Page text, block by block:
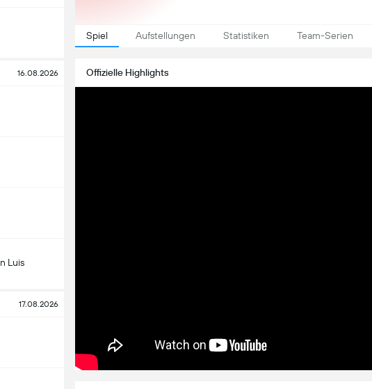
16.08.2026
Luis
17.08.2026
Spiel Aufstellungen Statistiken Team-Serien
Offizielle Highlights